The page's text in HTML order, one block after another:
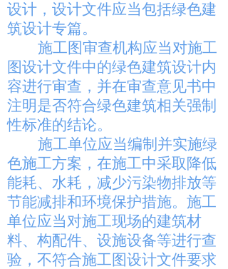
设计，设计文件应当包括绿色建
筑设计专篇。
施工图审查机构应当对施工
图设计文件中的绿色建筑设计内
容进行审查，并在审查意见书中
注明是否符合绿色建筑相关强制
性标准的结论。
施工单位应当编制并实施绿
色施工方案，在施工中采取降低
能耗、水耗，减少污染物排放等
节能减排和环境保护措施。施工
单位应当对施工现场的建筑材
料、构配件、设施设备等进行查
验，不符合施工图设计文件要求